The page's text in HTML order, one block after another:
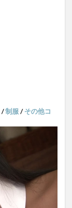
/制服 /その他コ